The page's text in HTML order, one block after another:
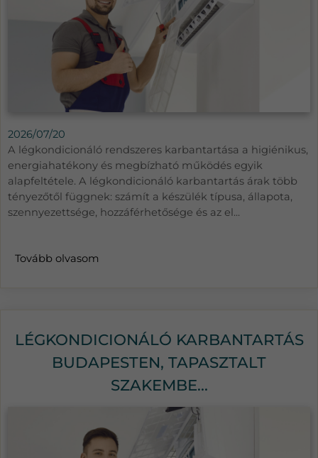
2026/07/20
A légkondicionáló rendszeres karbantartása a higiénikus,
energiahatékony és megbízható működés egyik
alapfeltétele. A légkondicionáló karbantartás árak több
tényezőtől függnek: számít a készülék típusa, állapota,
szennyezettsége, hozzáférhetősége és az el...
Tovább olvasom
LÉGKONDICIONÁLÓ KARBANTARTÁS
BUDAPESTEN, TAPASZTALT
SZAKEMBE...